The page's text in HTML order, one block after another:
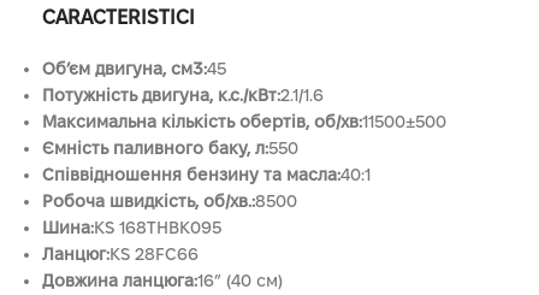
CARACTERISTICI
Об’єм двигуна, см3:45
Потужність двигуна, к.с./кВт:2.1/1.6
Максимальна кількість обертів, об/хв:11500±500
Ємність паливного баку, л:550
Співвідношення бензину та масла:40:1
Робоча швидкість, об/хв.:8500
Шина:KS 168THBK095
Ланцюг:KS 28FC66
Довжина ланцюга:16” (40 см)